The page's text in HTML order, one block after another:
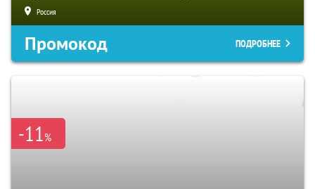
Россия
Промокод ПОДРОБНЕЕ
-11%